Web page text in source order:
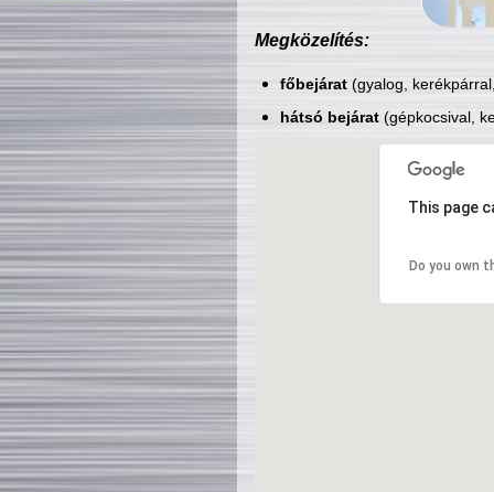
Megközelítés:
főbejárat(gyalog,
hátsó bejárat(gépkocsival,
This page
Do you own